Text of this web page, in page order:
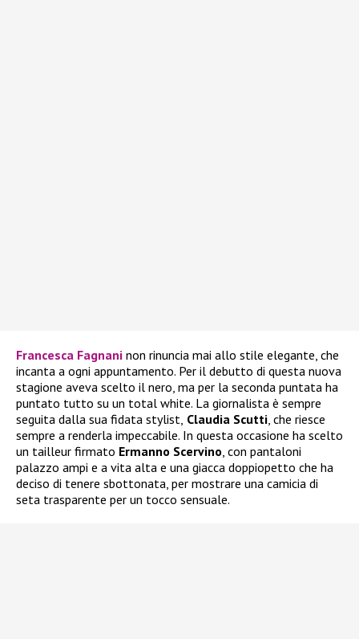
Francesca Fagnani non rinuncia mai allo stile elegante, che
incanta a ogni appuntamento. Per il debutto di questa nuova
stagione aveva scelto il nero, ma per la seconda puntata ha
puntato tutto su un total white. La giornalista è sempre
seguita dalla sua fidata stylist, Claudia Scutti, che riesce
sempre a renderla impeccabile. In questa occasione ha scelto
un tailleur firmato Ermanno Scervino, con pantaloni
palazzo ampi e a vita alta e una giacca doppiopetto che ha
deciso di tenere sbottonata, per mostrare una camicia di
seta trasparente per un tocco sensuale.